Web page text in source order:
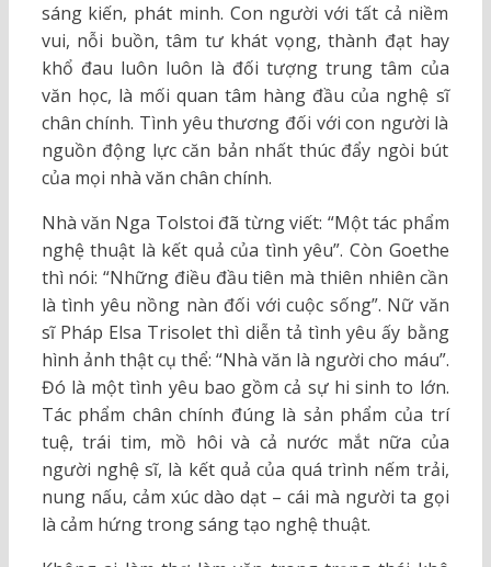
sáng kiến, phát minh. Con người với tất cả niềm
vui, nỗi buồn, tâm tư khát vọng, thành đạt hay
khổ đau luôn luôn là đối tượng trung tâm của
văn học, là mối quan tâm hàng đầu của nghệ sĩ
chân chính. Tình yêu thương đối với con người là
nguồn động lực căn bản nhất thúc đẩy ngòi bút
của mọi nhà văn chân chính.
Nhà văn Nga Tolstoi đã từng viết: “Một tác phẩm
nghệ thuật là kết quả của tình yêu”. Còn Goethe
thì nói: “Những điều đầu tiên mà thiên nhiên cần
là tình yêu nồng nàn đối với cuộc sống”. Nữ văn
sĩ Pháp Elsa Trisolet thì diễn tả tình yêu ấy bằng
hình ảnh thật cụ thể: “Nhà văn là người cho máu”.
Đó là một tình yêu bao gồm cả sự hi sinh to lớn.
Tác phẩm chân chính đúng là sản phẩm của trí
tuệ, trái tim, mồ hôi và cả nước mắt nữa của
người nghệ sĩ, là kết quả của quá trình nếm trải,
nung nấu, cảm xúc dào dạt – cái mà người ta gọi
là cảm hứng trong sáng tạo nghệ thuật.